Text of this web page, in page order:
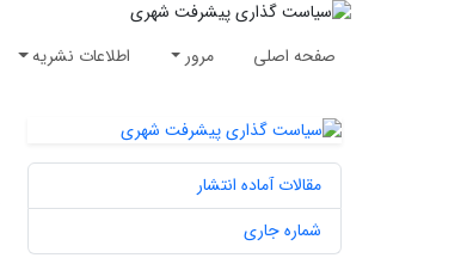
صفحه اصلی مرور اطلاعات نشریه
مقالات آماده انتشار
شماره جاری